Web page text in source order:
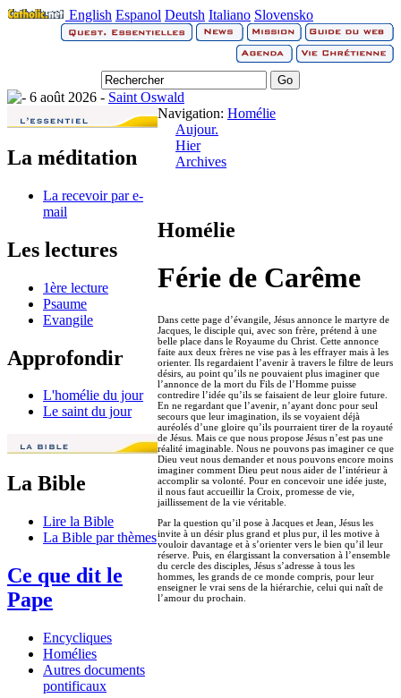
English Espanol Deutsh Italiano Slovensko
6 août 2026 - Saint Oswald
La méditation
La recevoir par e-
mail
Les lectures
1ère lecture
Psaume
Evangile
Approfondir
L'homélie du jour
Le saint du jour
La Bible
Lire la Bible
La Bible par thèmes
Ce que dit le
Pape
Encycliques
Homélies
Autres documents
pontificaux
Navigation: Homélie
Aujour.
Hier
Archives
Homélie
Férie de Carême
Dans cette page d’évangile, Jésus annonce le martyre de
Jacques, le disciple qui, avec son frère, prétend à une
belle place dans le Royaume du Christ. Cette annonce
faite aux deux frères ne vise pas à les effrayer mais à les
orienter. Ils regardaient l’avenir à travers le filtre de leurs
désirs, au point qu’ils ne pouvaient plus imaginer que
l’annonce de la mort du Fils de l’Homme puisse
contredire l’idée qu’ils se faisaient de leur gloire future.
En ne regardant que l’avenir, n’ayant donc pour seul
secours que leur imagination, ils se voyaient déjà
auréolés d’une gloire qu’ils pourraient tirer de la royauté
de Jésus. Mais ce que nous propose Jésus n’est pas une
réalité imaginable. Nous ne pouvons pas imaginer ce que
Dieu veut nous demander et nous pouvons encore moins
imaginer comment Dieu peut nous aider de l’intérieur à
accomplir sa volonté. Pour en concevoir une idée juste,
il nous faut accueillir la Croix, promesse de vie,
jaillissement de la vie véritable.
Par la question qu’il pose à Jacques et Jean, Jésus les
invite à un désir plus grand et plus pur, il les motive à
vouloir davantage et à s’orienter vers le bien qu’il leur
réserve. Puis, en élargissant la conversation à l’ensemble
du cercle des disciples, Jésus s’adresse à tous les
hommes, les grands de ce monde compris, pour leur
enseigner le vrai sens de la hiérarchie, celui qui naît de
l’amour du prochain.